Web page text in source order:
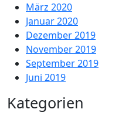
März 2020
Januar 2020
Dezember 2019
November 2019
September 2019
Juni 2019
Kategorien